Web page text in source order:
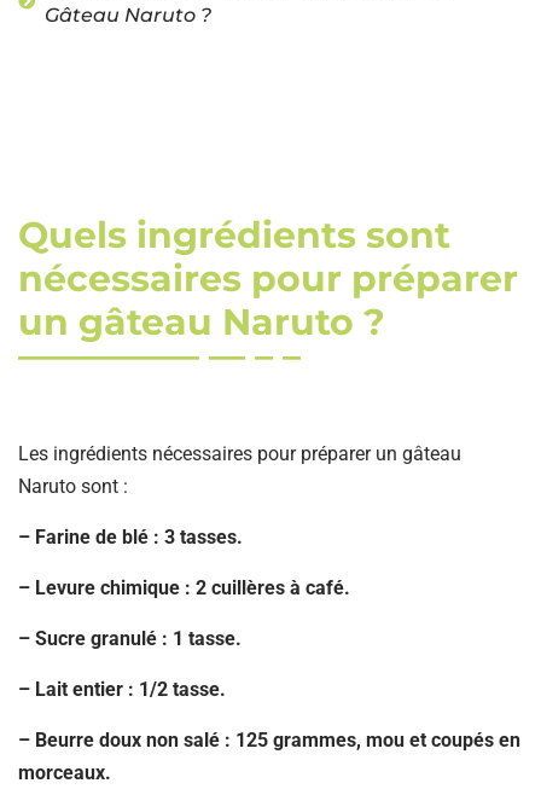
Gâteau Naruto ?
Quels ingrédients sont
nécessaires pour préparer
un gâteau Naruto ?
Les ingrédients nécessaires pour préparer un gâteau
Naruto sont :
– Farine de blé : 3 tasses.
– Levure chimique : 2 cuillères à café.
– Sucre granulé : 1 tasse.
– Lait entier : 1/2 tasse.
– Beurre doux non salé : 125 grammes, mou et coupés en
morceaux.